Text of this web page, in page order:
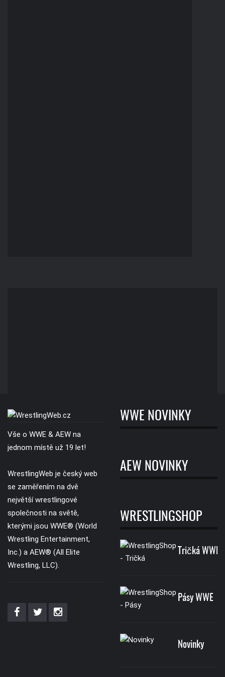
Vše o WWE & AEW na
jednom místě už 19 let!
WrestlingWeb je český web
se zaměřením na dvě
největší wrestlingové
společnosti na světě,
kterými jsou WWE® (World
Wrestling Entertainment,
Inc.) a AEW® (All Elite
Wrestling, LLC).
WWE NOVINKY
AEW NOVINKY
WRESTLINGSHOP
Tričká WWE
Pásy WWE
Novinky